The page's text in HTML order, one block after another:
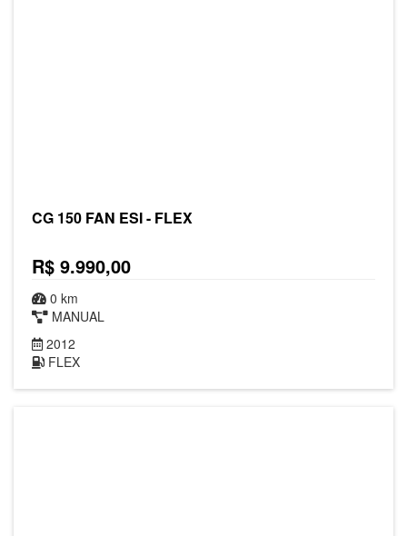
CG 150 FAN ESI - FLEX
R$ 9.990,00
0 km
MANUAL
2012
FLEX